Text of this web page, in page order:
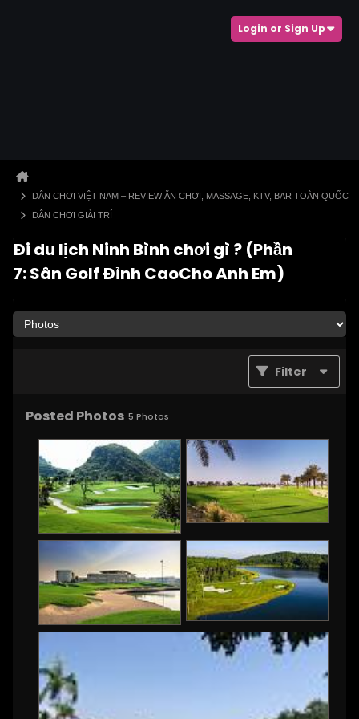
Login or Sign Up
DÂN CHƠI VIỆT NAM – REVIEW ĂN CHƠI, MASSAGE, KTV, BAR TOÀN QUỐC
DÂN CHƠI GIẢI TRÍ
Đi du lịch Ninh Bình chơi gì ? (Phần
7: Sân Golf Đỉnh CaoCho Anh Em)
Filter
Posted Photos 5 Photos